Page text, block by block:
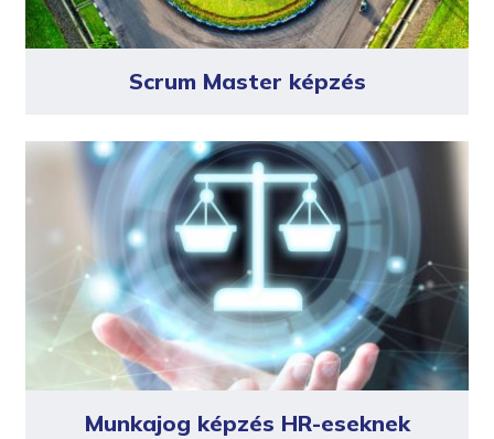
Scrum Master képzés
Munkajog képzés HR-eseknek